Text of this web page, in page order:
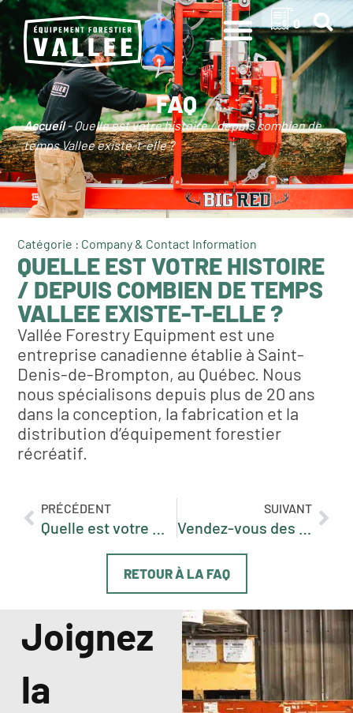
0
FAQ
Accueil-Quelle est votre histoire / depuis combien de
temps Vallee existe-t-elle ?
Catégorie : Company & Contact Information
QUELLE EST VOTRE HISTOIRE
/ DEPUIS COMBIEN DE TEMPS
VALLEE EXISTE-T-ELLE ?
Vallée Forestry Equipment est une
entreprise canadienne établie à Saint-
Denis-de-Brompton, au Québec. Nous
nous spécialisons depuis plus de 20 ans
dans la conception, la fabrication et la
distribution d’équipement forestier
récréatif.
PRÉCÉDENT SUIVANT
RETOUR À LA FAQ
Joignez
la